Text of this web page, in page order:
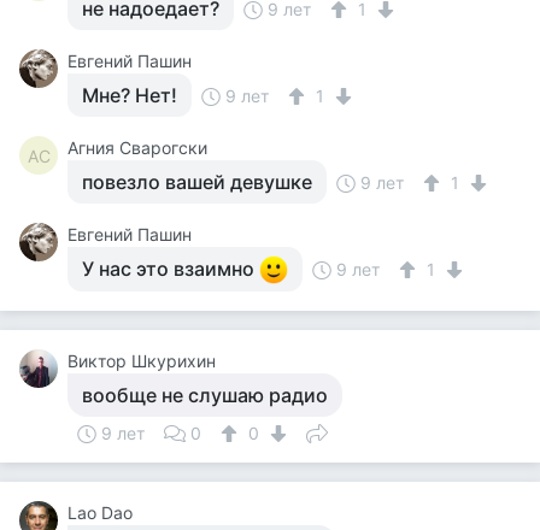
не надоедает? 9 лет 1
Евгений Пашин
Мне? Нет! 9 лет 1
АС Агния Сварогски
повезло вашей девушке 9 лет 1
Евгений Пашин
У нас это взаимно 9 лет 1
Виктор Шкурихин
вообще не слушаю радио
9 лет 0 0
Lao Dao